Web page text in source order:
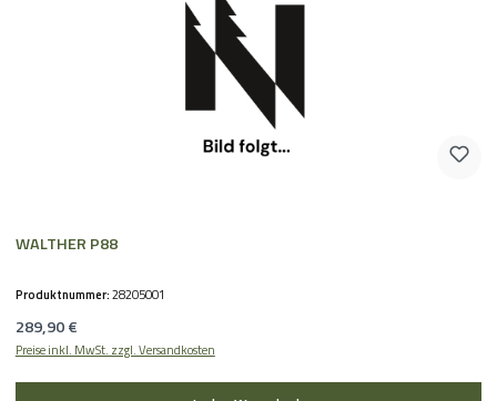
WALTHER P88
Produktnummer:28205001
Regulärer Preis:
289,90 €
Preise inkl. MwSt. zzgl. Versandkosten